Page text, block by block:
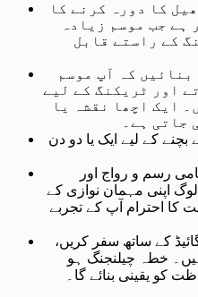
کا دورہ کرنے کا
ہے جب موسم زیادہ
کے راستے قابل
کہ آپ موسم
اور ٹریکنگ کے لیے
ایک اچھا نقشہ یا
جاتی ہے۔
کے لیے ایک یا دو دن
رسم و رواج اور
اپنی مہمان نوازی کے
کا احترام آپ کے تجربے
کے ساتھ سفر کریں،
خطہ چیلنجنگ ہو
کو یقینی بنائے گا۔